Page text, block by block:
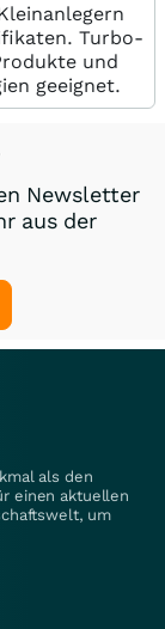
Turbo-
und
geeignet.
Newsletter
aus der
als den
einen aktuellen
um